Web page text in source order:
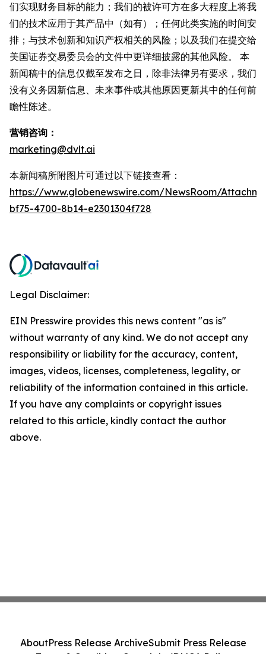
们实现财务目标的能力；我们的被许可方在多大程度上将我
们的技术应用于其产品中（如有）；任何此类实施的时间安
排；与技术创新和知识产权相关的风险；以及我们在提交给
美国证券交易委员会的文件中更详细披露的其他风险。 本
新闻稿中的信息仅截至发布之日，除非法律另有要求，我们
没有义务因新信息、未来事件或其他原因更新其中的任何前
瞻性陈述。
营销咨询：
marketing@dvlt.ai
本新闻稿所附图片可通过以下链接查看：
https://www.globenewswire.com/NewsRoom/
bf75-4700-8b14-e2301304f728
Legal Disclaimer:
EIN Presswire provides this news content "as is"
without warranty of any kind. We do not accept any
responsibility or liability for the accuracy, content,
images, videos, licenses, completeness, legality, or
reliability of the information contained in this article.
If you have any complaints or copyright issues
related to this article, kindly contact the author
above.
AboutPress Release ArchiveSubmit Press Release